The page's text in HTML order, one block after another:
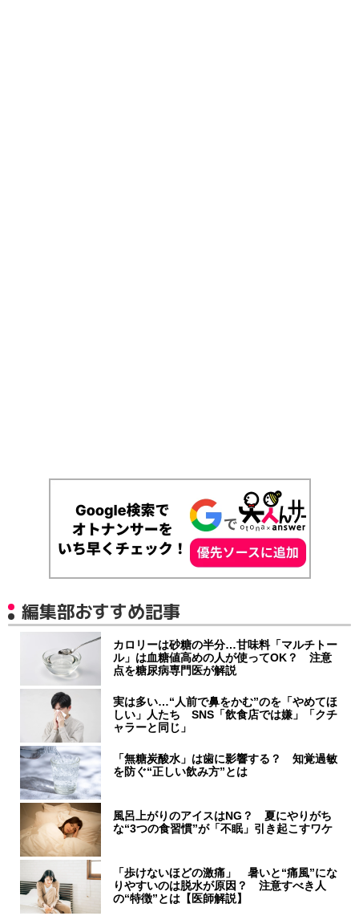
編集部おすすめ記事
カロリーは砂糖の半分…甘味料「マルチトー
ル」は血糖値高めの人が使ってOK？ 注意
点を糖尿病専門医が解説
実は多い…“人前で鼻をかむ”のを「やめてほ
しい」人たち SNS「飲食店では嫌」「クチ
ャラーと同じ」
「無糖炭酸水」は歯に影響する？ 知覚過敏
を防ぐ“正しい飲み方”とは
風呂上がりのアイスはNG？ 夏にやりがち
な“3つの食習慣”が「不眠」引き起こすワケ
「歩けないほどの激痛」 暑いと“痛風”にな
りやすいのは脱水が原因？ 注意すべき人
の“特徴”とは【医師解説】